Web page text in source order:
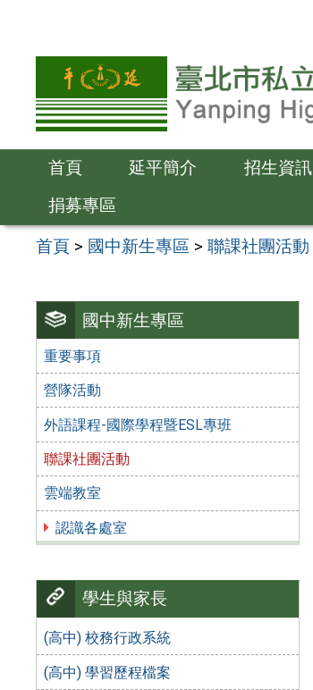
容
首頁 延平簡介 招生資訊
捐募專區
首頁 > 國中新生專區 >聯課社團活動
國中新生專區
重要事項
營隊活動
外語課程-國際學程暨ESL專班
聯課社團活動
雲端教室
認識各處室
學生與家長
(高中) 校務行政系統
(高中) 學習歷程檔案